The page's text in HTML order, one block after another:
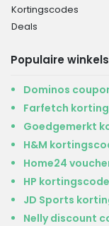
Kortingscodes
Deals
Populaire
Dominos
Farfetch
Goedgemerkt
H&M
Home24
HP kortingscode
JD Sports
Nelly discount